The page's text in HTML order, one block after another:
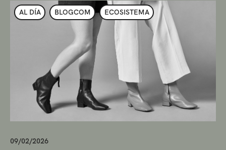
AL DÍA BLOGCOM ECOSISTEMA
09/02/2026